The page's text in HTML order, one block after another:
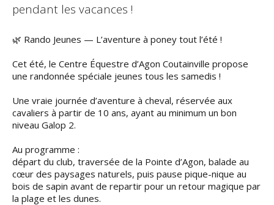
pendant les vacances !
🌿 Rando Jeunes — L’aventure à poney tout l’été !
Cet été, le Centre Équestre d’Agon Coutainville propose
une randonnée spéciale jeunes tous les samedis !
Une vraie journée d’aventure à cheval, réservée aux
cavaliers à partir de 10 ans, ayant au minimum un bon
niveau Galop 2.
Au programme :
départ du club, traversée de la Pointe d’Agon, balade au
cœur des paysages naturels, puis pause pique-nique au
bois de sapin avant de repartir pour un retour magique par
la plage et les dunes.